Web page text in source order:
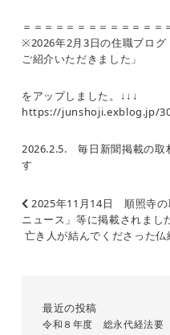
＝＝＝＝＝＝＝＝＝＝＝＝＝
※2026年2月3日の住職ブログ
ご紹介いただきました」
をアップしました。↓↓↓
https://junshoji.exblog.jp/
2026.2.5. 毎日新聞掲載の取
す
2025年11月14日 順照寺の
ニュース」等に掲載されまし
亡き人が結んでくださった仏
最近の投稿
令和８年度 総永代経法要